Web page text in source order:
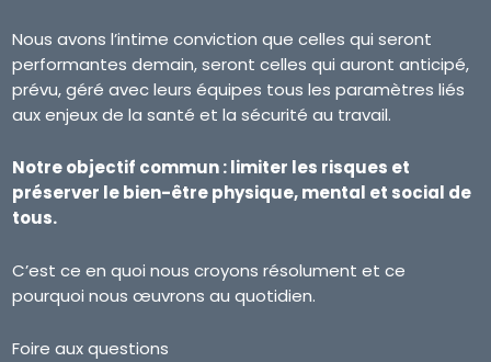
Nous avons l’intime conviction que celles qui seront
performantes demain, seront celles qui auront anticipé,
prévu, géré avec leurs équipes tous les paramètres liés
aux enjeux de la santé et la sécurité au travail.
Notre objectif commun : limiter les risques et
préserver le bien-être physique, mental et social de
tous.
C’est ce en quoi nous croyons résolument et ce
pourquoi nous œuvrons au quotidien.
Foire aux questions